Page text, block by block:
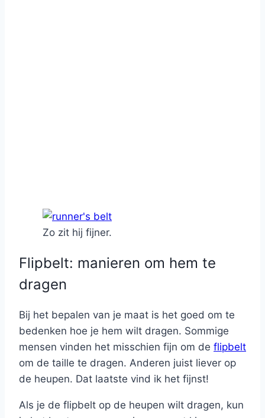
Zo zit hij fijner.
Flipbelt: manieren om hem te
dragen
Bij het bepalen van je maat is het goed om te
bedenken hoe je hem wilt dragen. Sommige
mensen vinden het misschien fijn om de flipbelt
om de taille te dragen. Anderen juist liever op
de heupen. Dat laatste vind ik het fijnst!
Als je de flipbelt op de heupen wilt dragen, kun